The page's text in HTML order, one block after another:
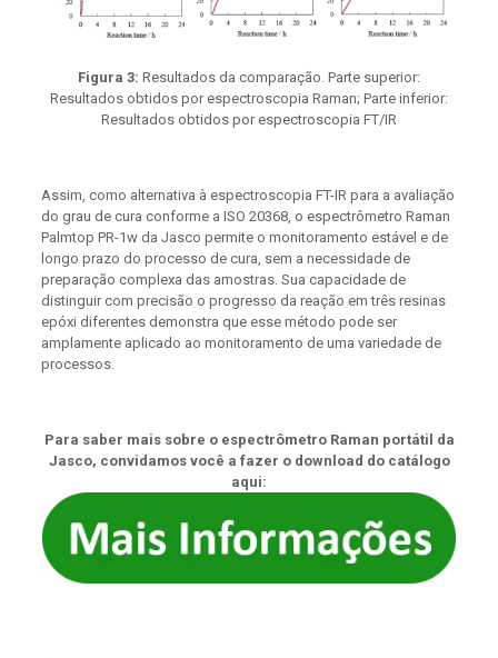
Figura 3: Resultados da comparação. Parte superior:
Resultados obtidos por espectroscopia Raman; Parte inferior:
Resultados obtidos por espectroscopia FT/IR
Assim, como alternativa à espectroscopia FT-IR para a avaliação
do grau de cura conforme a ISO 20368, o espectrômetro Raman
Palmtop PR-1w da Jasco permite o monitoramento estável e de
longo prazo do processo de cura, sem a necessidade de
preparação complexa das amostras. Sua capacidade de
distinguir com precisão o progresso da reação em três resinas
epóxi diferentes demonstra que esse método pode ser
amplamente aplicado ao monitoramento de uma variedade de
processos.
Para saber mais sobre o espectrômetro Raman portátil da
Jasco, convidamos você a fazer o download do catálogo
aqui: